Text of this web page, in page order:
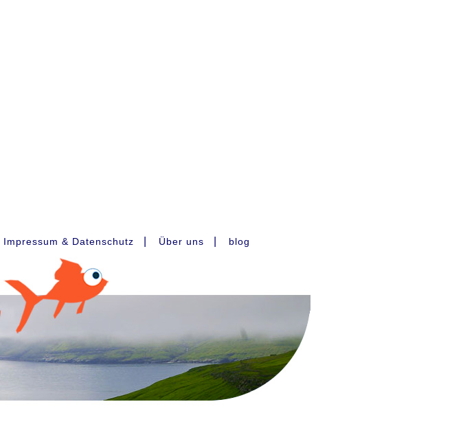
Impressum & Datenschutz Über uns blog